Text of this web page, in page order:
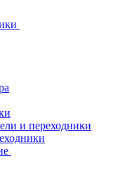
и переходники